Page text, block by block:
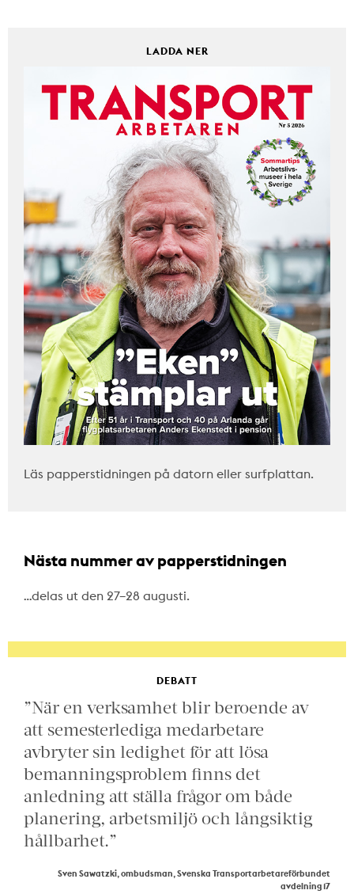
LADDA NER
Läs papperstidningen på datorn eller surfplattan.
Nästa nummer av papperstidningen
…delas ut den 27–28 augusti.
DEBATT
”När en verksamhet blir beroende av
att semesterlediga medarbetare
avbryter sin ledighet för att lösa
bemanningsproblem finns det
anledning att ställa frågor om både
planering, arbetsmiljö och långsiktig
hållbarhet.”
Sven Sawatzki, ombudsman, Svenska Transportarbetareförbundet
avdelning 17